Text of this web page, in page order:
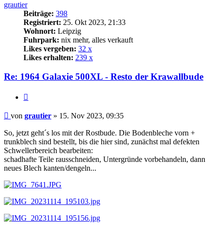
grautier
Beiträge: 398
Registriert: 25. Okt 2023, 21:33
Wohnort: Leipzig
Fuhrpark: nix mehr, alles verkauft
Likes vergeben: 32 x
Likes erhalten: 239 x
Re: 1964 Galaxie 500XL - Resto der Krawallbude
Beitrag
von grautier » 15. Nov 2023, 09:35
So, jetzt geht´s los mit der Rostbude. Die Bodenbleche vorn +
trunkblech sind bestellt, bis die hier sind, zunächst mal defekten
Schwellerbereich bearbeiten:
schadhafte Teile rausschneiden, Untergründe vorbehandeln, dann
neues Blech kanten/dengeln...